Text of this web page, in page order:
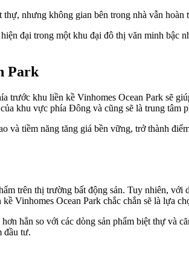
nhưng không gian bên trong nhà vẫn
đại trong một khu đại đô thị văn minh bậc
Park
trước khu liền kề Vinhomes Ocean Park sẽ
khu vực phía Đông và cũng sẽ là trung tâm
và tiềm năng tăng giá bền vững, trở thành
trên thị trường bất động sản. Tuy nhiên,
Vinhomes Ocean Park chắc chắn sẽ là lựa
hẳn so với các dòng sản phẩm biệt thự và
đầu tư.